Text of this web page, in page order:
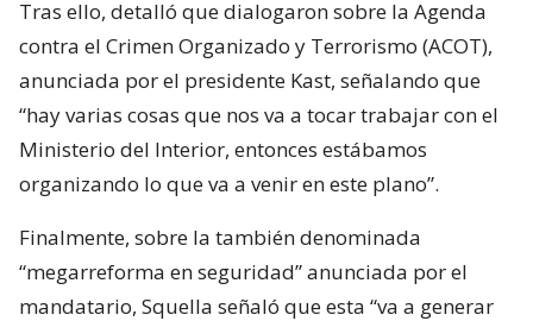
Tras ello, detalló que dialogaron sobre la Agenda
contra el Crimen Organizado y Terrorismo (ACOT),
anunciada por el presidente Kast, señalando que
“hay varias cosas que nos va a tocar trabajar con el
Ministerio del Interior, entonces estábamos
organizando lo que va a venir en este plano”.
Finalmente, sobre la también denominada
“megarreforma en seguridad” anunciada por el
mandatario, Squella señaló que esta “va a generar